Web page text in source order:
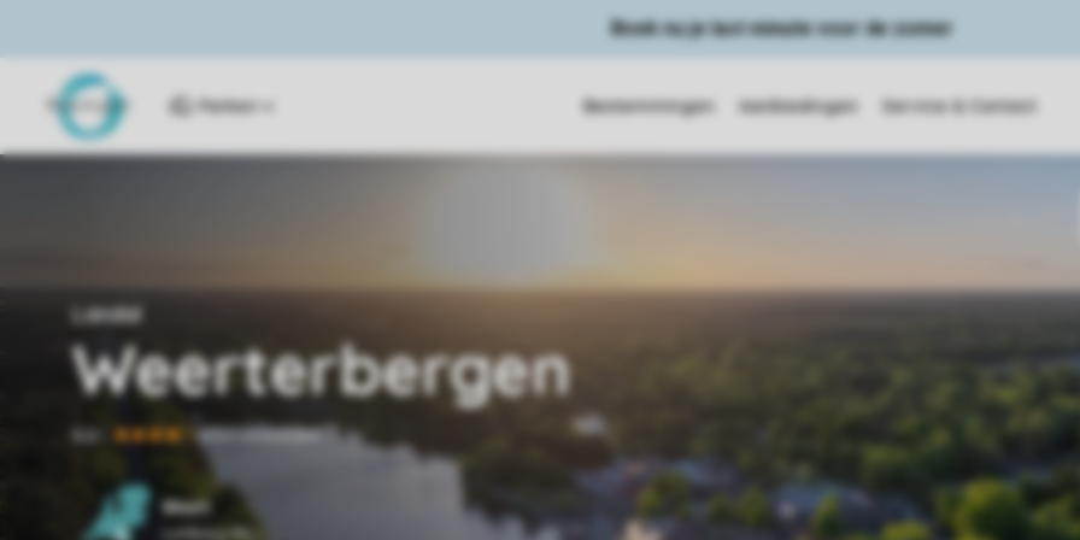
Boek nu je last minute voor de zomer
Parken Bestemmingen Aanbiedingen Service & Contact